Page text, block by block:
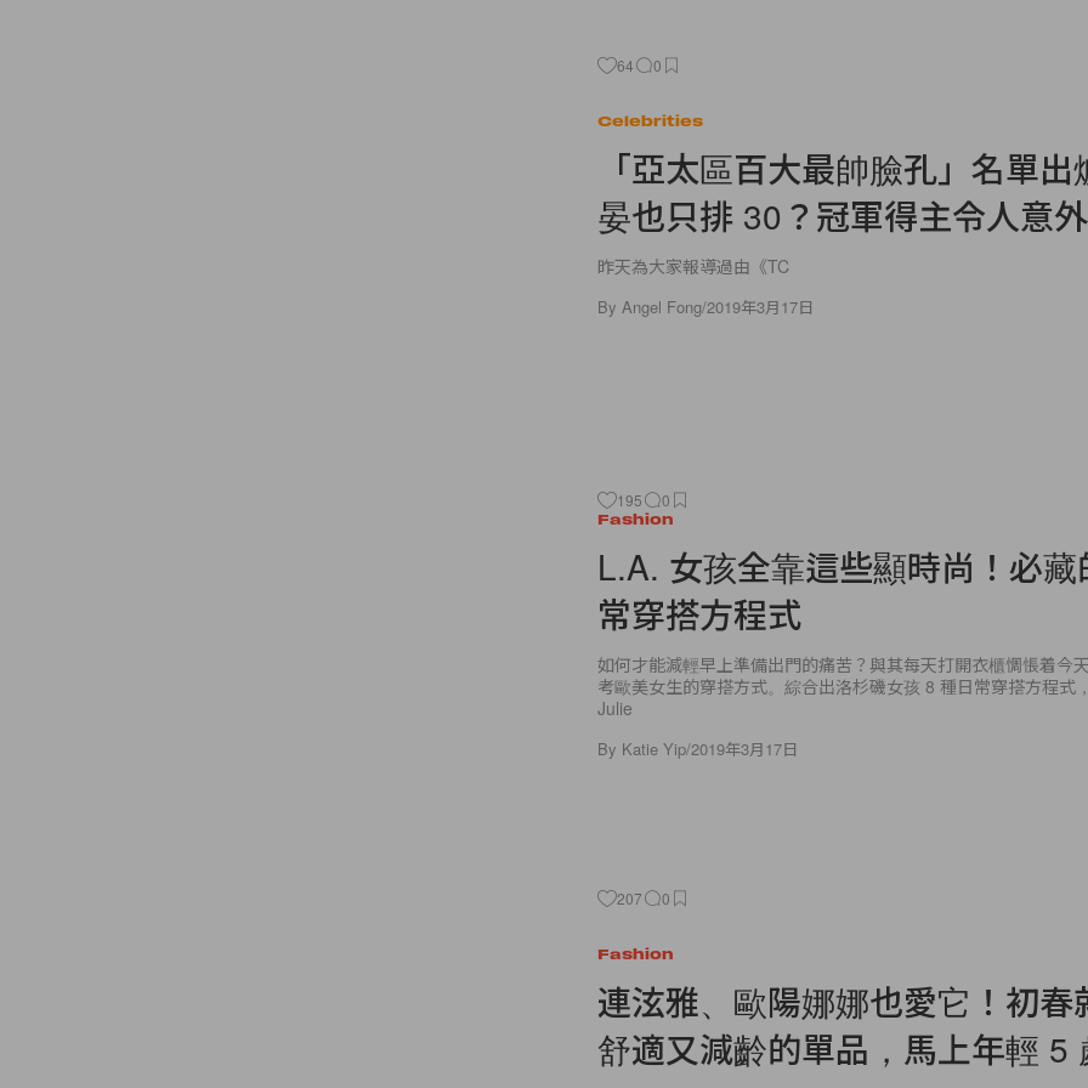
64 0
Celebrities
「亞太區百大最帥臉孔」名單
晏也只排 30？冠軍得主令人意
昨天為大家報導過由《TC
By Angel Fong/2019年3月17日
195 0
Fashion
L.A. 女孩全靠這些顯時尚！必藏
常穿搭方程式
如何才能減輕早上準備出門的痛苦？與其每天打開衣櫃惆悵着今
考歐美女生的穿搭方式。綜合出洛杉磯女孩 8 種日常穿搭方程式
Julie
By Katie Yip/2019年3月17日
207 0
Fashion
連泫雅、歐陽娜娜也愛它！初春
舒適又減齡的單品，馬上年輕 5